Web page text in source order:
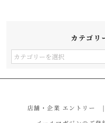
カテゴリ
カ
店舗・企業 エントリー